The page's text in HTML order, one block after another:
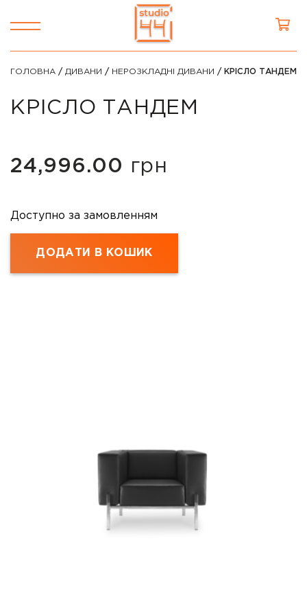
ГОЛОВНА / ДИВАНИ / НЕРОЗКЛАДНІ ДИВАНИ / КРІСЛО ТАНДЕМ
КРІСЛО ТАНДЕМ
24,996.00 грн
Доступно за замовленням
ДОДАТИ В КОШИК